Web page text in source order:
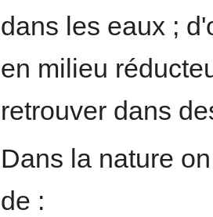
dans les eaux ;
en milieu
retrouver dans
Dans la nature
de :